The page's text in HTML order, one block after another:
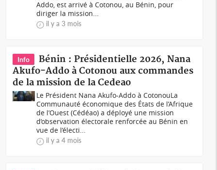
Addo, est arrivé à Cotonou, au Bénin, pour
diriger la mission...
il y a 3 mois
Info
Bénin : Présidentielle 2026, Nana
Akufo-Addo à Cotonou aux commandes
de la mission de la Cedeao
Le Président Nana Akufo-Addo à CotonouLa
Communauté économique des États de l’Afrique
de l’Ouest (Cédéao) a déployé une mission
d’observation électorale renforcée au Bénin en
vue de l’électi...
il y a 4 mois